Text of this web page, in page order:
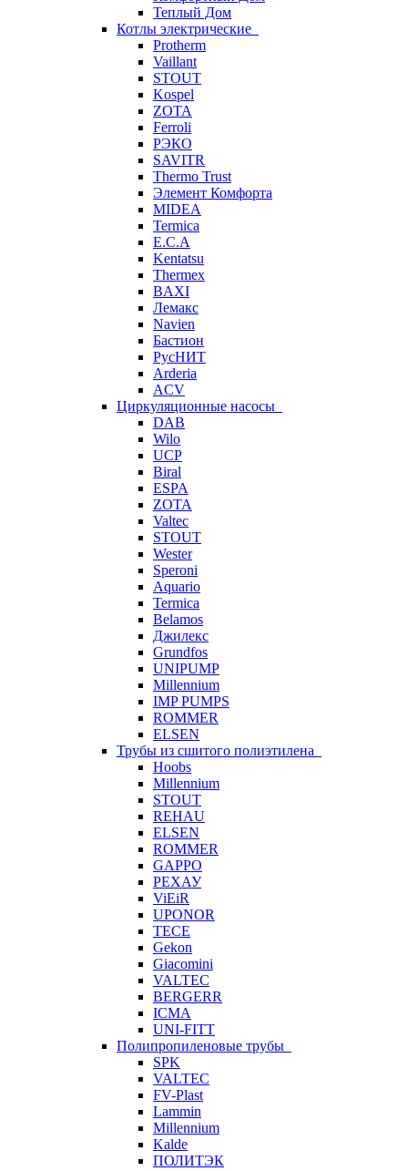
Теплый Дом
Котлы электрические
Protherm
Vaillant
STOUT
Kospel
ZOTA
Ferroli
РЭКО
SAVITR
Thermo Trust
Элемент Комфорта
MIDEA
Termica
E.C.A
Kentatsu
Thermex
BAXI
Лемакс
Navien
Бастион
РусНИТ
Arderia
ACV
Циркуляционные насосы
DAB
Wilo
UCP
Biral
ESPA
ZOTA
Valtec
STOUT
Wester
Speroni
Aquario
Termica
Belamos
Джилекс
Grundfos
UNIPUMP
Millennium
IMP PUMPS
ROMMER
ELSEN
Трубы из сшитого полиэтилена
Hoobs
Millennium
STOUT
REHAU
ELSEN
ROMMER
GAPPO
РЕХАУ
ViEiR
UPONOR
TECE
Gekon
Giacomini
VALTEC
BERGERR
ICMA
UNI-FITT
Полипропиленовые трубы
SPK
VALTEC
FV-Plast
Lammin
Millennium
Kalde
ПОЛИТЭК